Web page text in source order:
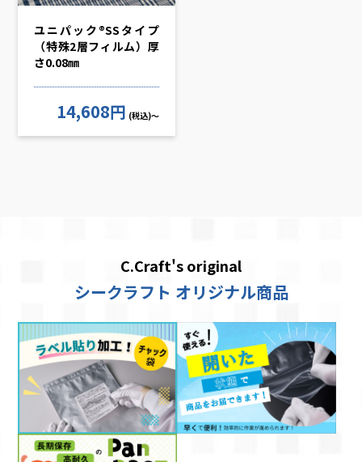
ユニパック®SSタイプ
（特殊2層フィルム）厚
さ0.08㎜
14,608円 (税込)～
C.Craft's original
シークラフト オリジナル商品